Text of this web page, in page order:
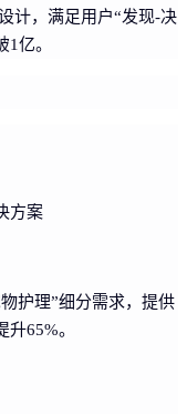
计，满足用户“发现-决
亿。
方案
护理”细分需求，提供
65%。